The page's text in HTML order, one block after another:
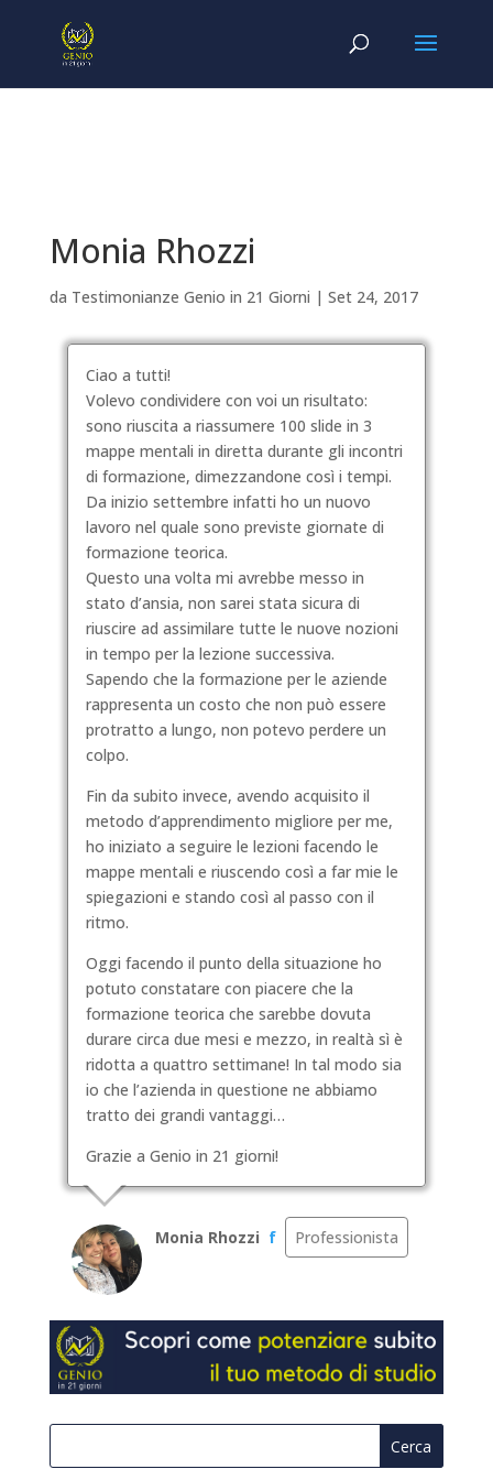
Monia Rhozzi
da Testimonianze Genio in 21 Giorni | Set 24, 2017
Ciao a tutti!
Volevo condividere con voi un risultato:
sono riuscita a riassumere 100 slide in 3
mappe mentali in diretta durante gli incontri
di formazione, dimezzandone così i tempi.
Da inizio settembre infatti ho un nuovo
lavoro nel quale sono previste giornate di
formazione teorica.
Questo una volta mi avrebbe messo in
stato d’ansia, non sarei stata sicura di
riuscire ad assimilare tutte le nuove nozioni
in tempo per la lezione successiva.
Sapendo che la formazione per le aziende
rappresenta un costo che non può essere
protratto a lungo, non potevo perdere un
colpo.
Fin da subito invece, avendo acquisito il
metodo d’apprendimento migliore per me,
ho iniziato a seguire le lezioni facendo le
mappe mentali e riuscendo così a far mie le
spiegazioni e stando così al passo con il
ritmo.
Oggi facendo il punto della situazione ho
potuto constatare con piacere che la
formazione teorica che sarebbe dovuta
durare circa due mesi e mezzo, in realtà sì è
ridotta a quattro settimane! In tal modo sia
io che l’azienda in questione ne abbiamo
tratto dei grandi vantaggi…
Grazie a Genio in 21 giorni!
Monia Rhozzi f Professionista